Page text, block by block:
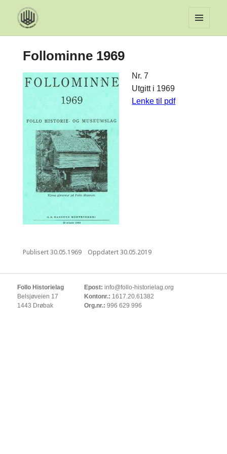
MENY
Follominne 1969
Nr. 7
Utgitt i 1969
Lenke til pdf
Publisert30.05.1969 Oppdatert30.05.2019
Follo Historielag
Belsjøveien 17
1443 Drøbak
Epost: info@follo-historielag.org
Kontonr.: 1617.20.61382
Org.nr.: 996 629 996